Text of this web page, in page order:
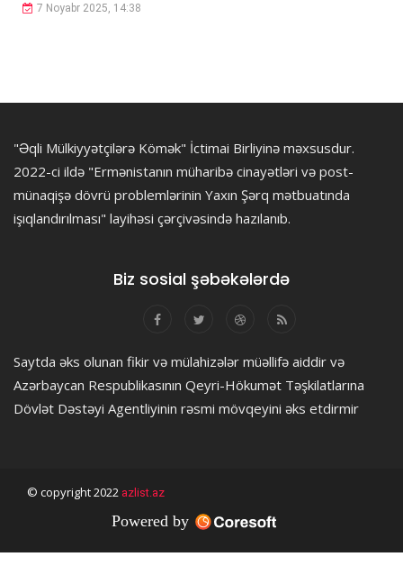
7 Noyabr 2025, 14:38
"Əqli Mülkiyyətçilərə Kömək" İctimai Birliyinə məxsusdur.
2022-ci ildə "Ermənistanın müharibə cinayətləri və post-
münaqişə dövrü problemlərinin Yaxın Şərq mətbuatında
işıqlandırılması" layihəsi çərçivəsində hazılanıb.
Biz sosial şəbəkələrdə
Saytda əks olunan fikir və mülahizələr müəllifə aiddir və
Azərbaycan Respublikasının Qeyri-Hökumət Təşkilatlarına
Dövlət Dəstəyi Agentliyinin rəsmi mövqeyini əks etdirmir
© copyright 2022 azlist.az